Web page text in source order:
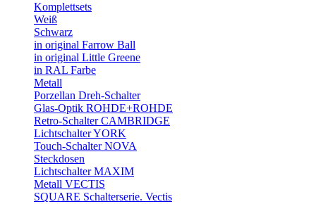
Komplettsets
Weiß
Schwarz
in original Farrow Ball
in original Little Greene
in RAL Farbe
Metall
Porzellan Dreh-Schalter
Glas-Optik ROHDE+ROHDE
Retro-Schalter CAMBRIDGE
Lichtschalter YORK
Touch-Schalter NOVA
Steckdosen
Lichtschalter MAXIM
Metall VECTIS
SQUARE Schalterserie. Vectis